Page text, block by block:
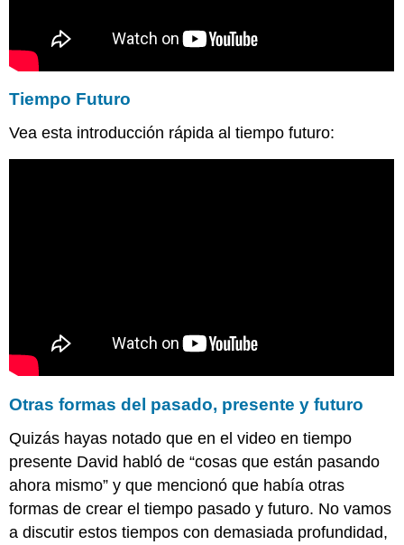
Tiempo Futuro
Vea esta introducción rápida al tiempo futuro:
Otras formas del pasado, presente y futuro
Quizás hayas notado que en el video en tiempo
presente David habló de “cosas que están pasando
ahora mismo” y que mencionó que había otras
formas de crear el tiempo pasado y futuro. No vamos
a discutir estos tiempos con demasiada profundidad,